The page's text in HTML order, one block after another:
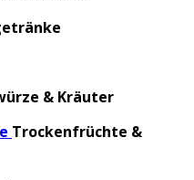
& Kräuter
Trockenfrüchte &